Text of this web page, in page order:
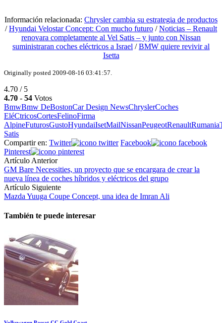
Información relacionada: Chrysler cambia su estrategia de productos
/Hyundai Velostar Concept: Con mucho futuro /Noticias – Renault
renovara completamente al Vel Satis – y junto con Nissan
suministraran coches eléctricos a Israel /BMW quiere revivir al
Isetta
Originally posted 2009-08-16 03:41:57.
4.70 / 5
4.70 - 54 Votos
BmwBmw DeBostonCar Design NewsChryslerCoches
EléCtricosCortesFelinoFirma
AlpineFuturosGustoHyundaiIsetMailNissanPeugeotRenaultRumania
Satis
Compartir en: Twitter
Facebook
Pinterest
Artículo Anterior
GM Bare Necessities, un proyecto que se encargara de crear la
nueva línea de coches híbridos y eléctricos del grupo
Artículo Siguiente
Mazda Yuuga Coupe Concept, una idea de Imran Ali
También te puede interesar